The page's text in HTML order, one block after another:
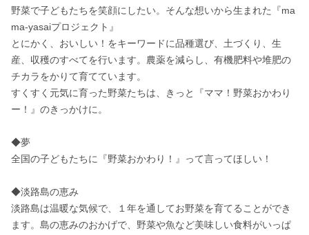
野菜で子どもたちを笑顔にしたい。そんな想いから生まれた『ma
ma-yasaiプロジェクト』
とにかく、おいしい！をキーワードに品種選び、土づくり、生
産、収穫のすべてを行います。農薬を減らし、有機肥料や堆肥の
チカラをかりて育てています。
すくすく元気に育った野菜たちは、きっと『ママ！野菜おかわり
ー！』のきっかけに。
◆夢
全国の子どもたちに『野菜おかわり！』って言ってほしい！
◆淡路島の恵み
淡路島は温暖な気候で、１年を通してお野菜を育てることができ
ます。島の恵みのおかげで、野菜や魚など美味しい食料がいっぱ